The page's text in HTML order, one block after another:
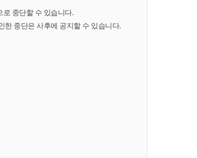
중단할 수 있습니다.
중단은 사후에 공지할 수 있습니다.